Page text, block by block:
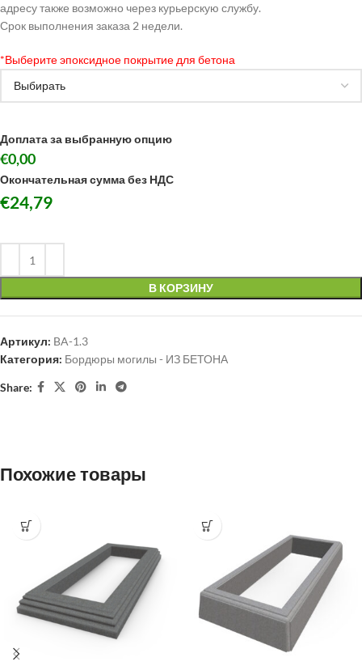
адресу также возможно через курьерскую службу.
Срок выполнения заказа 2 недели.
*Выберите эпоксидное покрытие для бетона
Доплата за выбранную опцию
€0,00
Окончательная сумма без НДС
€24,79
В КОРЗИНУ
Артикул: BA-1.3
Категория: Бордюры могилы - ИЗ БЕТОНА
Share:
Похожие товары